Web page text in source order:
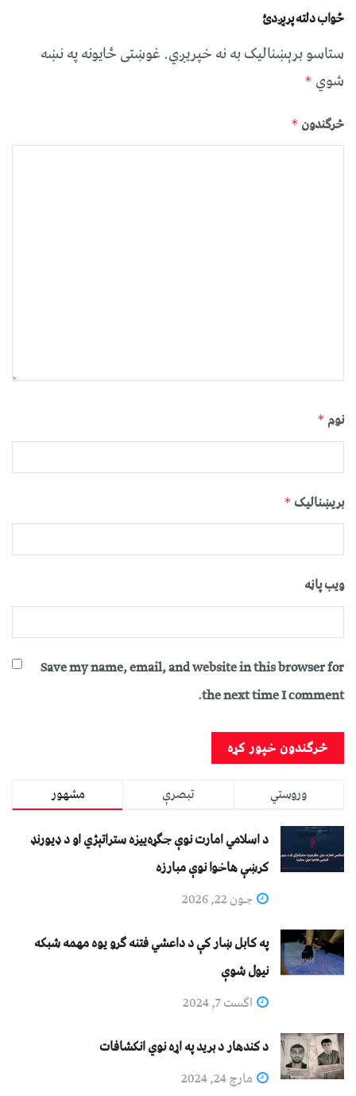
ځواب دلته پرېږدئ
ستاسو برېښناليک به نه خپريږي.غوښتى ځایونه په نښه
شوي *
څرگندون *
نوم *
بریښنالیک *
ویب پاڼه
Save my name, email, and website in this browser for
the next time I comment.
مشهور تبصرې
وروستي
د اسلامي امارت نوې جګړه‌ییزه ستراتېژي او د ډیورنډ
کرښې هاخوا نوې مبارزه
جون 22, 2026
په کابل ښار کې د داعشي فتنه ګرو يوه مهمه شبکه
نيول شوې
اگست 7, 2024
د کندهار د برید په اړه نوي انکشافات
مارچ 24, 2024